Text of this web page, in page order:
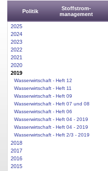
Politik
Stoffstrom-
management
2025
2024
2023
2022
2021
2020
2019
Wasserwirtschaft - Heft 12
Wasserwirtschaft - Heft 11
Wasserwirtschaft - Heft 09
Wasserwirtschaft - Heft 07 und 08
Wasserwirtschaft - Heft 06
Wasserwirtschaft - Heft 04 - 2019
Wasserwirtschaft - Heft 04 - 2019
Wasserwirtschaft - Heft 2/3 - 2019
2018
2017
2016
2015